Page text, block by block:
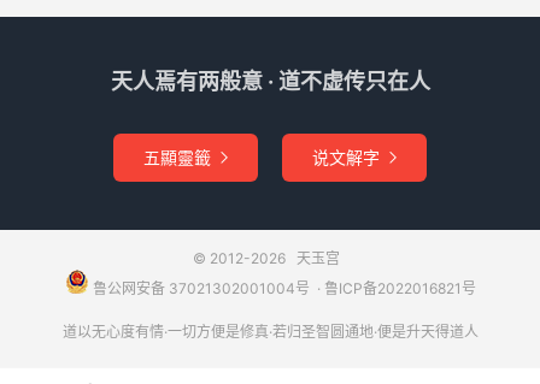
第四十三吉 月桂将相满 追鹿映山溪 贵人乘远箭 好
第四十四吉 盘中黑白子 一着要先机 天龙降甘泽 洗
天人焉有两般意 · 道不虚传只在人
五顯靈籤  说文解字 
© 2012-2026 天玉宫
鲁公网安备 37021302001004号 ​​​ · 鲁ICP备2022016821号
道以无心度有情·一切方便是修真·若归圣智圆通地·便是升天得道人